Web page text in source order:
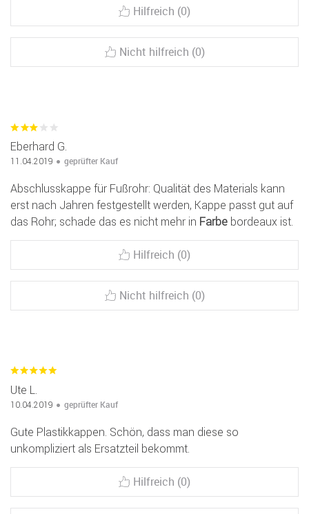
Hilfreich (0)
Nicht hilfreich (0)
Eberhard G.
11.04.2019 geprüfter Kauf
Abschlusskappe für Fußrohr: Qualität des Materials kann
erst nach Jahren festgestellt werden, Kappe passt gut auf
das Rohr; schade das es nicht mehr in Farbe bordeaux ist.
Hilfreich (0)
Nicht hilfreich (0)
Ute L.
10.04.2019 geprüfter Kauf
Gute Plastikkappen. Schön, dass man diese so
unkompliziert als Ersatzteil bekommt.
Hilfreich (0)